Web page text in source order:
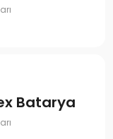
Batarya